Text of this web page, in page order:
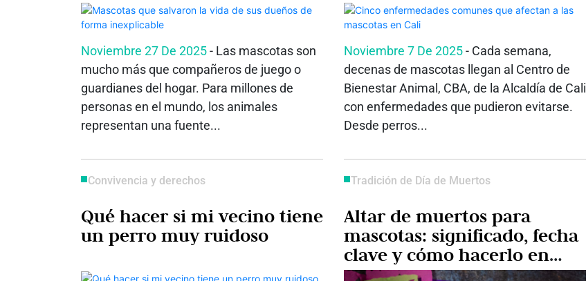
Noviembre 27 De 2025- Las mascotas son
mucho más que compañeros de juego o
guardianes del hogar. Para millones de
personas en el mundo, los animales
representan una fuente...
Noviembre 7 De 2025- Cada semana,
decenas de mascotas llegan al Centro de
Bienestar Animal, CBA, de la Alcaldía de Cali
con enfermedades que pudieron evitarse.
Desde perros...
Convivencia y derechos
Qué hacer si mi vecino tiene
un perro muy ruidoso
Tradición de Día de Muertos
Altar de muertos para
mascotas: significado, fecha
clave y cómo hacerlo en
casa